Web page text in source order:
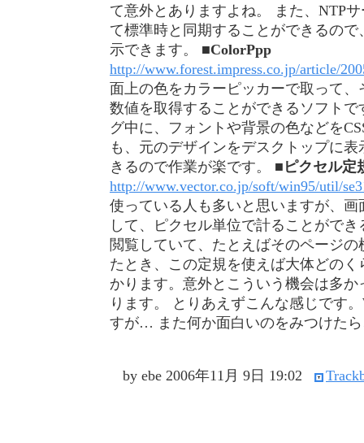
て意外とありますよね。 また、NTP
て標準時と同期することができるの
示できます。 ■ColorPpp
http://www.forest.impress.co.jp/article/
面上の色をカラーピッカーで取って、
数値を取得することができるソフト
グ中に、フォントや背景の色などを
も、元のデザインをデスクトップに
きるので作業が楽です。 ■ピクセル定
http://www.vector.co.jp/soft/win95/util/
使っている人も多いと思いますが、
して、ピクセル単位で計ることがで
閲覧していて、たとえばそのページ
たとき、この定規を使えば大体どの
かります。意外とこういう機会は多
ります。 とりあえずこんな感じです
すが… また何か面白いのをみつけた
by ebe 2006年11月 9日 19:02